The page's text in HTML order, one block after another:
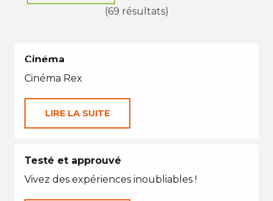
(69 résultats)
EN TOUTES SAISONS
Cinéma
Cinéma Rex
LIRE LA SUITE
Testé et approuvé
Vivez des expériences inoubliables !